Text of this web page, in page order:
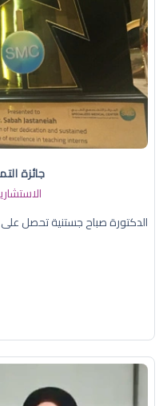
جائزة
الدكتورة صباح جستنية تحصل على